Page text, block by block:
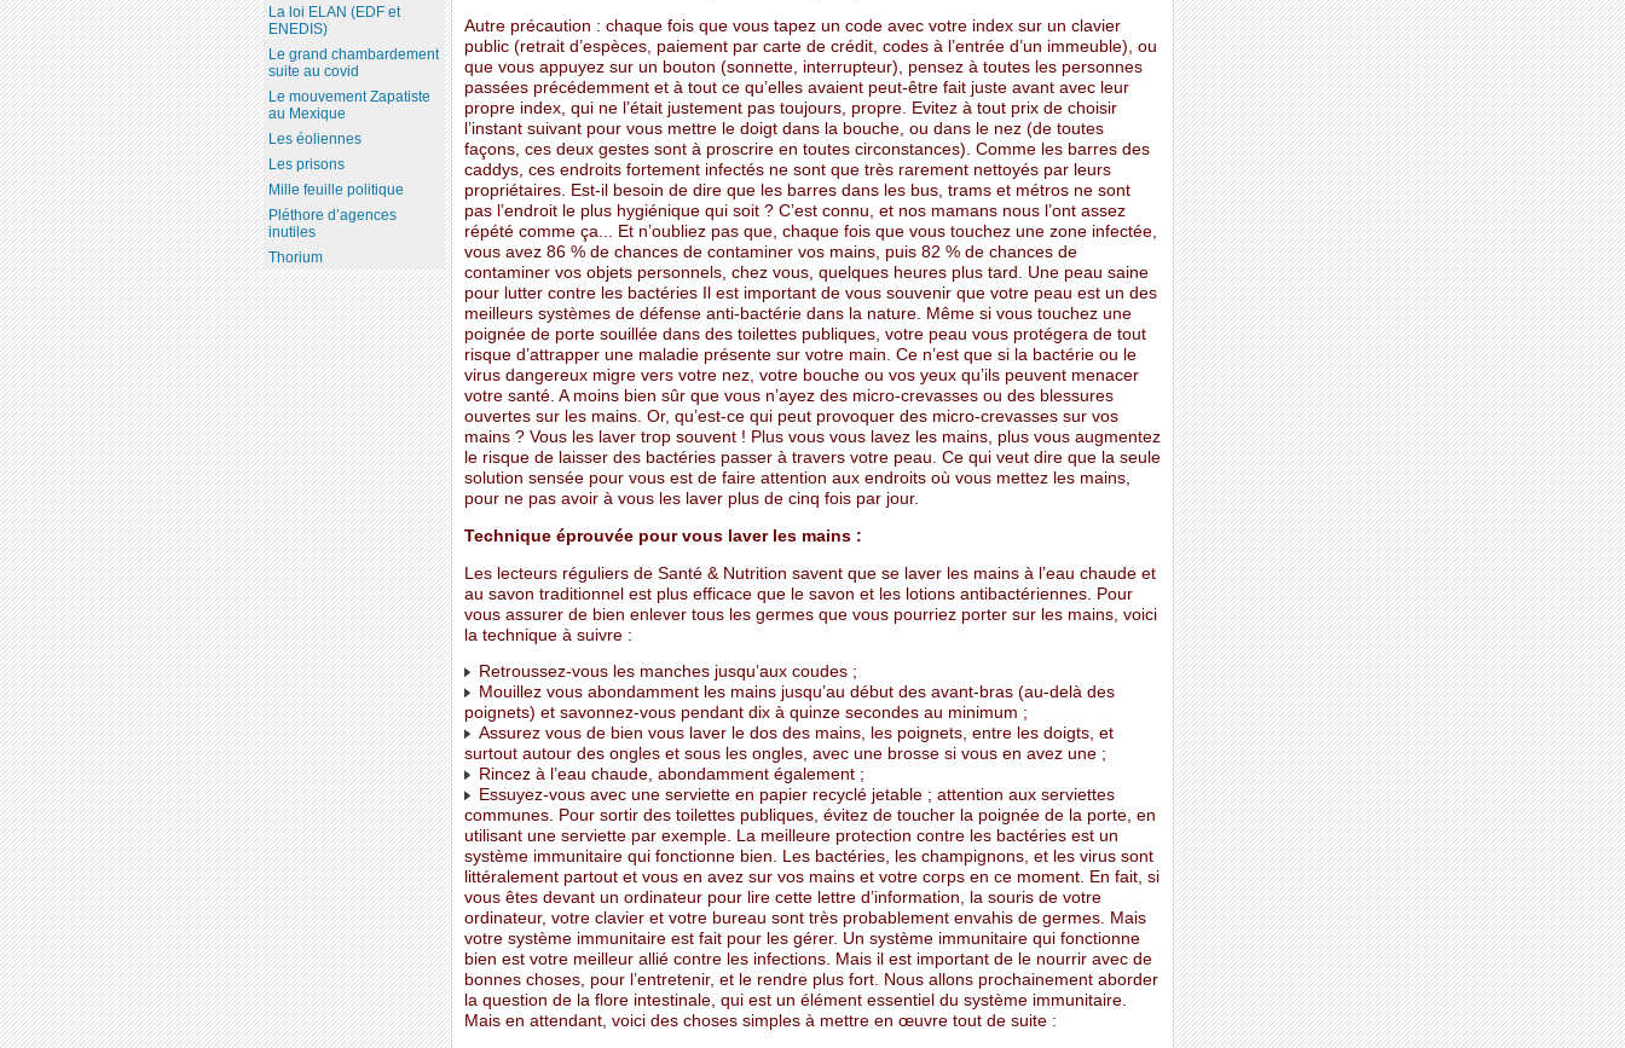
Autre précaution : chaque fois que vous tapez un code avec votre index sur un clavier
public (retrait d’espèces, paiement par carte de crédit, codes à l’entrée d’un immeuble), ou
que vous appuyez sur un bouton (sonnette, interrupteur), pensez à toutes les personnes
passées précédemment et à tout ce qu’elles avaient peut-être fait juste avant avec leur
propre index, qui ne l’était justement pas toujours, propre. Evitez à tout prix de choisir
l’instant suivant pour vous mettre le doigt dans la bouche, ou dans le nez (de toutes
façons, ces deux gestes sont à proscrire en toutes circonstances). Comme les barres des
caddys, ces endroits fortement infectés ne sont que très rarement nettoyés par leurs
propriétaires. Est-il besoin de dire que les barres dans les bus, trams et métros ne sont
pas l’endroit le plus hygiénique qui soit ? C’est connu, et nos mamans nous l’ont assez
répété comme ça... Et n’oubliez pas que, chaque fois que vous touchez une zone infectée,
vous avez 86 % de chances de contaminer vos mains, puis 82 % de chances de
contaminer vos objets personnels, chez vous, quelques heures plus tard. Une peau saine
pour lutter contre les bactéries Il est important de vous souvenir que votre peau est un des
meilleurs systèmes de défense anti-bactérie dans la nature. Même si vous touchez une
poignée de porte souillée dans des toilettes publiques, votre peau vous protégera de tout
risque d’attrapper une maladie présente sur votre main. Ce n’est que si la bactérie ou le
virus dangereux migre vers votre nez, votre bouche ou vos yeux qu’ils peuvent menacer
votre santé. A moins bien sûr que vous n’ayez des micro-crevasses ou des blessures
ouvertes sur les mains. Or, qu’est-ce qui peut provoquer des micro-crevasses sur vos
mains ? Vous les laver trop souvent ! Plus vous vous lavez les mains, plus vous augmentez
le risque de laisser des bactéries passer à travers votre peau. Ce qui veut dire que la seule
solution sensée pour vous est de faire attention aux endroits où vous mettez les mains,
pour ne pas avoir à vous les laver plus de cinq fois par jour.
Technique éprouvée pour vous laver les mains :
Les lecteurs réguliers de Santé & Nutrition savent que se laver les mains à l’eau chaude et
au savon traditionnel est plus efficace que le savon et les lotions antibactériennes. Pour
vous assurer de bien enlever tous les germes que vous pourriez porter sur les mains, voici
la technique à suivre :
Retroussez-vous les manches jusqu’aux coudes ;
Mouillez vous abondamment les mains jusqu’au début des avant-bras (au-delà des
poignets) et savonnez-vous pendant dix à quinze secondes au minimum ;
Assurez vous de bien vous laver le dos des mains, les poignets, entre les doigts, et
surtout autour des ongles et sous les ongles, avec une brosse si vous en avez une ;
Rincez à l’eau chaude, abondamment également ;
Essuyez-vous avec une serviette en papier recyclé jetable ; attention aux serviettes
communes. Pour sortir des toilettes publiques, évitez de toucher la poignée de la porte, en
utilisant une serviette par exemple. La meilleure protection contre les bactéries est un
système immunitaire qui fonctionne bien. Les bactéries, les champignons, et les virus sont
littéralement partout et vous en avez sur vos mains et votre corps en ce moment. En fait, si
vous êtes devant un ordinateur pour lire cette lettre d’information, la souris de votre
ordinateur, votre clavier et votre bureau sont très probablement envahis de germes. Mais
votre système immunitaire est fait pour les gérer. Un système immunitaire qui fonctionne
bien est votre meilleur allié contre les infections. Mais il est important de le nourrir avec de
bonnes choses, pour l’entretenir, et le rendre plus fort. Nous allons prochainement aborder
la question de la flore intestinale, qui est un élément essentiel du système immunitaire.
Mais en attendant, voici des choses simples à mettre en œuvre tout de suite :
La loi ELAN (EDF et
ENEDIS)
Le grand chambardement
suite au covid
Le mouvement Zapatiste
au Mexique
Les éoliennes
Les prisons
Mille feuille politique
Pléthore d’agences
inutiles
Thorium